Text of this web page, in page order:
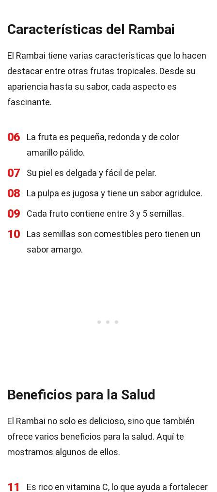
Características del Rambai
El Rambai tiene varias características que lo hacen
destacar entre otras frutas tropicales. Desde su
apariencia hasta su sabor, cada aspecto es
fascinante.
06
La fruta es pequeña, redonda y de color
amarillo pálido.
07 Su piel es delgada y fácil de pelar.
08 La pulpa es jugosa y tiene un sabor agridulce.
09 Cada fruto contiene entre 3 y 5 semillas.
10
Las semillas son comestibles pero tienen un
sabor amargo.
Beneficios para la Salud
El Rambai no solo es delicioso, sino que también
ofrece varios beneficios para la salud. Aquí te
mostramos algunos de ellos.
11 Es rico en vitamina C, lo que ayuda a fortalecer